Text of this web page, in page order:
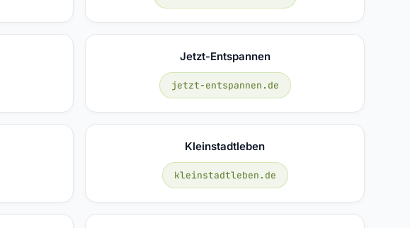
Jetzt-Entspannen
jetzt-entspannen.de
Kleinstadtleben
kleinstadtleben.de